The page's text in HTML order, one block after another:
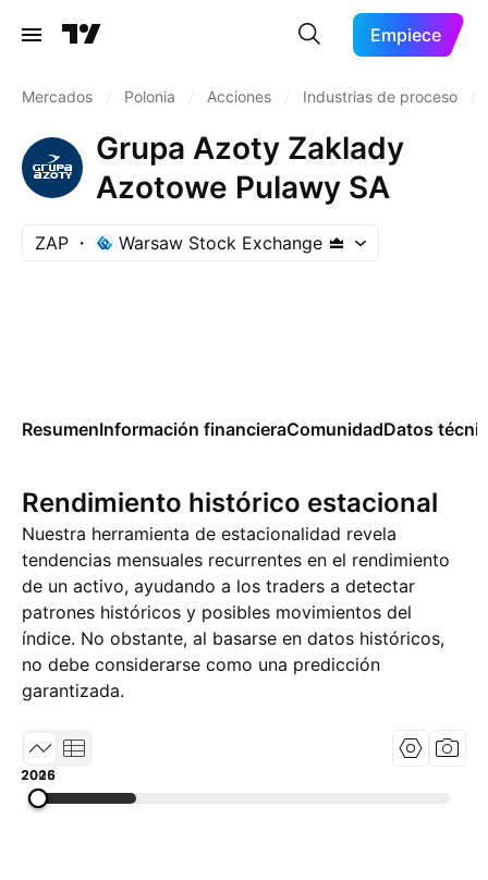
Empiece
Mercados Polonia Acciones Industrias de proceso
Grupa Azoty Zaklady
Azotowe Pulawy SA
ZAP Warsaw Stock Exchange
ResumenInformación financieraComunidadDatos
Rendimiento histórico estacional
Nuestra herramienta de estacionalidad revela
tendencias mensuales recurrentes en el rendimiento
de un activo, ayudando a los traders a detectar
patrones históricos y posibles movimientos del
índice. No obstante, al basarse en datos históricos,
no debe considerarse como una predicción
garantizada.
2005
2015
2026